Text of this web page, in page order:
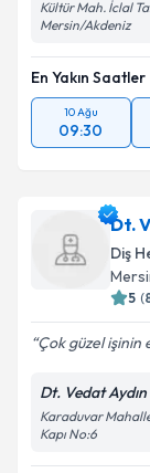
Kültür Mah. İclal
Mersin/Akdeniz
En Yakın Saatler
10 Ağu
09:30
Dt.
Diş
5 (
Çok güzel işinin
Dt. Vedat
Karaduvar
Kapı No:6